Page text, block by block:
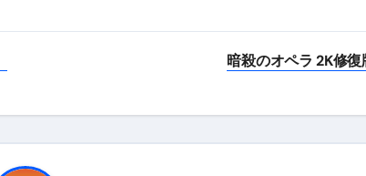
暗殺のオペラ 2K修